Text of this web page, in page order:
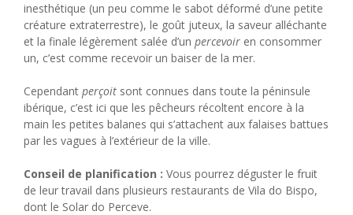
inesthétique (un peu comme le sabot déformé d’une petite
créature extraterrestre), le goût juteux, la saveur alléchante
et la finale légèrement salée d’un percevoir en consommer
un, c’est comme recevoir un baiser de la mer.
Cependant perçoit sont connues dans toute la péninsule
ibérique, c’est ici que les pêcheurs récoltent encore à la
main les petites balanes qui s’attachent aux falaises battues
par les vagues à l’extérieur de la ville.
Conseil de planification : Vous pourrez déguster le fruit
de leur travail dans plusieurs restaurants de Vila do Bispo,
dont le Solar do Perceve.